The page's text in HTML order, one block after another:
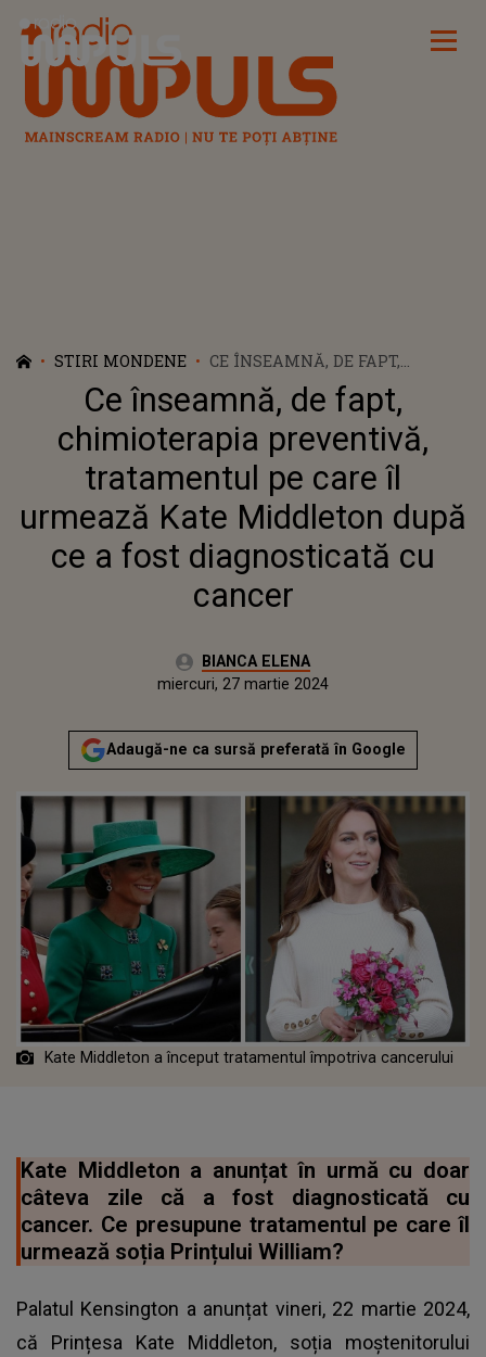
Radio Impuls
STIRI MONDENE
CE ÎNSEAMNĂ, DE FAPT,
CHIMIOTERAPIA PREVENTIVĂ,
TRATAMENTUL PE CARE ÎL
URMEAZĂ KATE MIDDLETON
DUPĂ CE A FOST
DIAGNOSTICATĂ CU CANCER
Ce înseamnă, de fapt,
chimioterapia preventivă,
tratamentul pe care îl
urmează Kate Middleton după
ce a fost diagnosticată cu
cancer
Autor:BIANCA ELENA
Publicat:
miercuri, 27 martie 2024
Adaugă-ne ca sursă preferată în Google
Kate Middleton a început tratamentul împotriva cancerului
Kate Middleton a anunțat în urmă cu doar
câteva zile că a fost diagnosticată cu
cancer. Ce presupune tratamentul pe care îl
urmează soția Prințului William?
Palatul Kensington a anunțat vineri, 22 martie 2024,
că Prințesa Kate Middleton, soția moștenitorului